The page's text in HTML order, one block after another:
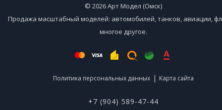
© 2026 Арт Модел (Омск)
Продажа масштабный моделей: автомобилей, танков, авиации,
многое другое.
Политика персональных данных | Карта сайта
+7 (904) 589-47-44